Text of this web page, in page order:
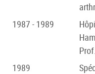
1987 - 1989
1989